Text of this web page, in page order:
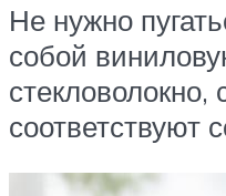
Не нужно
собой